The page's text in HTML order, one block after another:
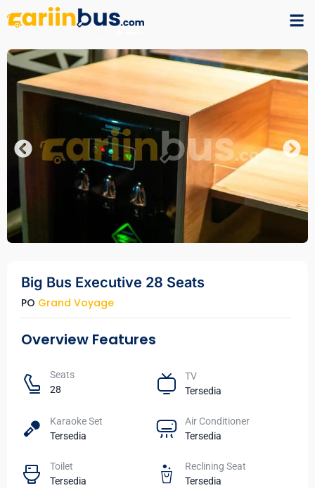
Big Bus Executive 28 Seats
PO Grand Voyage
Overview Features
Seats​
28
TV​
Tersedia
Karaoke Set
Tersedia
Air Conditioner
Tersedia
Toilet​
Tersedia
Reclining Seat
Tersedia